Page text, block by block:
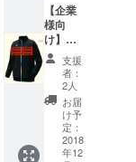
ぐ
（https:
//ogiwar
amasat
o.net）
でのお
名前(会
社名)紹
介(ブロ
グ・
ホーム
etc...）
の打ち
合わせ
を行
い、
SEO対
策を施
した記
事を掲
載致し
ます。
部があ
る学校
の場合
には、
部活動
参加も
しくは
講習会
なども
併せて
行いま
【企業
様向
け】御
社の会
社ロゴ
をアジ
ア競技
会まで
着る
チーム
ウエア
支援
者：
2人
お届
け予
定：
2018
年12